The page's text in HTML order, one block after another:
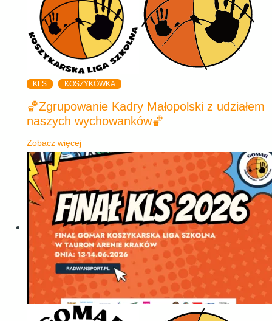
KLS KOSZYKÓWKA
🏀Zgrupowanie Kadry Małopolski z udziałem
naszych wychowanków🏀
Zobacz więcej